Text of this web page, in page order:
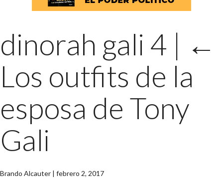
dinorah gali 4 | ←
Los outfits de la
esposa de Tony
Gali
Brando Alcauter | febrero 2, 2017